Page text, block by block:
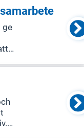
ge
ofta